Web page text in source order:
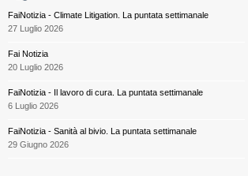
FaiNotizia - Climate Litigation. La puntata settimanale
27 Luglio 2026
Fai Notizia
20 Luglio 2026
FaiNotizia - Il lavoro di cura. La puntata settimanale
6 Luglio 2026
FaiNotizia - Sanità al bivio. La puntata settimanale
29 Giugno 2026